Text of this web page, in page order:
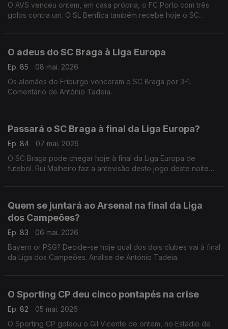
O AVS venceu ontem, em casa própria, o FC Porto com três
golos contra um. O SL Benfica também recebe hoje o SC
O adeus do SC Braga à Liga Europa
Ep. 85
08 mai. 2026
Os alemães do Friburgo venceram o SC Braga por 3-1.
Comentário de António Tadeia.
Passará o SC Braga à final da Liga Europa?
Ep. 84
07 mai. 2026
O SC Braga pode chegar hoje à final da Liga Europa de
futebol. Rui Malheiro faz a antevisão desto jogo deste noite
Quem se juntará ao Arsenal na final da Liga
dos Campeões?
Ep. 83
06 mai. 2026
Bayern or PSG? Decide-se hoje qual dos dois clubes vai à final
da Liga dos Campeões. Análise de António Tadeia.
O Sporting CP deu cinco pontapés na crise
Ep. 82
05 mai. 2026
O Sporting CP goleou o Gil Vicente de ontem, no Estádio de